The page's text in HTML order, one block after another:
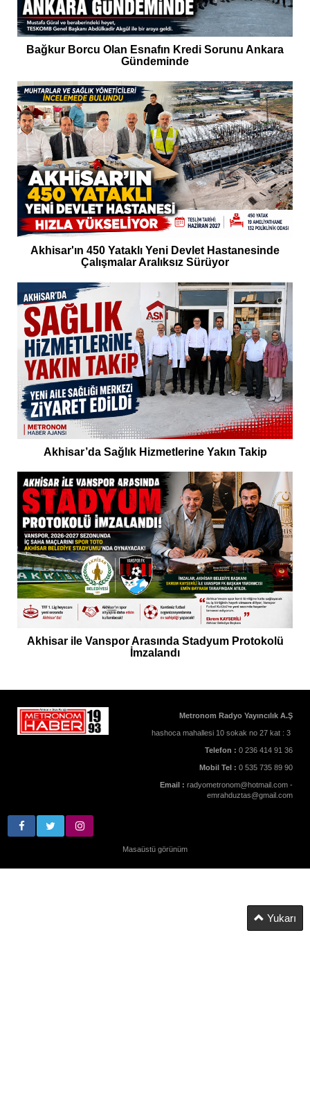
Bağkur Borcu Olan Esnafın Kredi Sorunu Ankara
Gündeminde
Akhisar'ın 450 Yataklı Yeni Devlet Hastanesinde
Çalışmalar Aralıksız Sürüyor
Akhisar’da Sağlık Hizmetlerine Yakın Takip
Akhisar ile Vanspor Arasında Stadyum Protokolü
İmzalandı
Metronom Radyo Yayıncılık A.Ş
hashoca mahallesi 10 sokak no 27 kat : 3
Telefon : 0 236 414 91 36
Mobil Tel : 0 535 735 89 90
Email : radyometronom@hotmail.com -
emrahduztas@gmail.com
Masaüstü görünüm
Yukarı